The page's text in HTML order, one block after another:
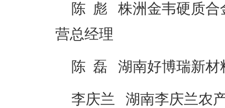
陈 彪 株洲金韦硬质合
营总经理
陈 磊 湖南好博瑞新材
李庆兰 湖南李庆兰农